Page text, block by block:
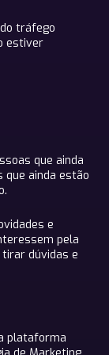
tráfego
estiver
que ainda
que ainda estão
e
pela
dúvidas e
plataforma